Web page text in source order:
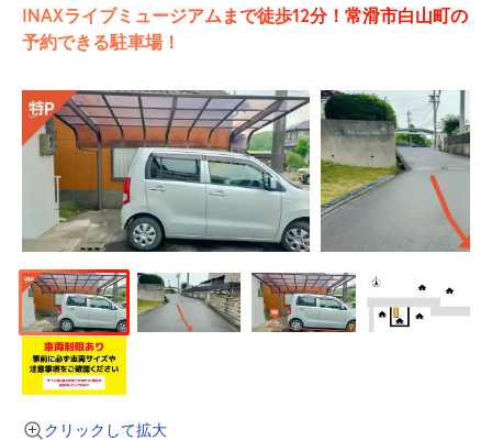
INAXライブミュージアムまで徒歩12分！常滑市白山町の
予約できる駐車場！
クリックして拡大